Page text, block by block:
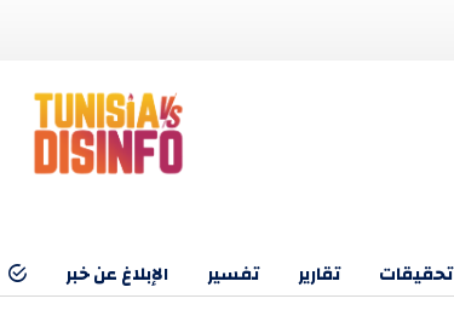
تحقيقات تقارير تفسير الإبلاغ عن خبر